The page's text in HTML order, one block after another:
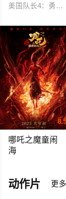
美国队长4：勇敢
8.5
哪吒之魔童闹
海
动作片 更多